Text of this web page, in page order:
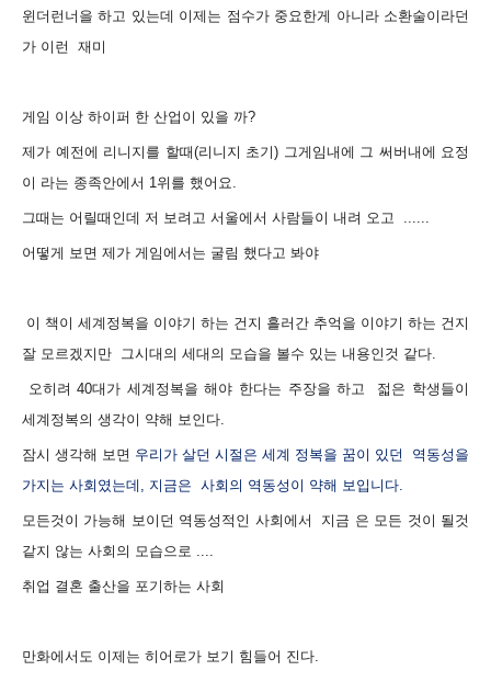
윈더런너을 하고 있는데 이제는 점수가 중요한게 아니라 소환술이라던
가 이런 재미
게임 이상 하이퍼 한 산업이 있을 까?
제가 예전에 리니지를 할때(리니지 초기) 그게임내에 그 써버내에 요정
이 라는 종족안에서 1위를 했어요.
그때는 어릴때인데 저 보려고 서울에서 사람들이 내려 오고 ......
어떻게 보면 제가 게임에서는 굴림 했다고 봐야
이 책이 세계정복을 이야기 하는 건지 흘러간 추억을 이야기 하는 건지
잘 모르겠지만 그시대의 세대의 모습을 볼수 있는 내용인것 같다.
오히려 40대가 세계정복을 해야 한다는 주장을 하고 젋은 학생들이
세계정복의 생각이 약해 보인다.
잠시 생각해 보면 우리가 살던 시절은 세계 정복을 꿈이 있던
역동성을
가지는 사회 였는데, 지금은 사회의 역동성이 약해 보입니다.
모든것이 가능해 보이던 역동성적인 사회에서 지금 은 모든 것이 될것
같지 않는 사회의 모습으로 ....
취업 결혼 출산을 포기하는 사회
만화에서도 이제는 히어로가 보기 힘들어 진다.